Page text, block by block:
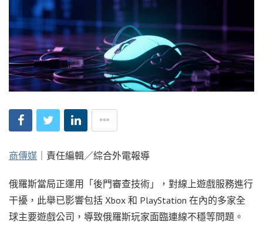
商傳媒 ｜責任編輯／綜合外電報導
俄羅斯當局正運用「後門審查技術」，對線上遊戲服務進行
干擾，此舉已影響包括 Xbox 和 PlayStation 在內的多家全
球主要遊戲公司，導致俄羅斯玩家面臨連線不穩等問題。